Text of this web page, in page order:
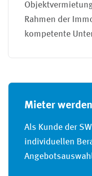
Rahmen der
kompetente
Mieter werden
Als Kunde der
individuellen